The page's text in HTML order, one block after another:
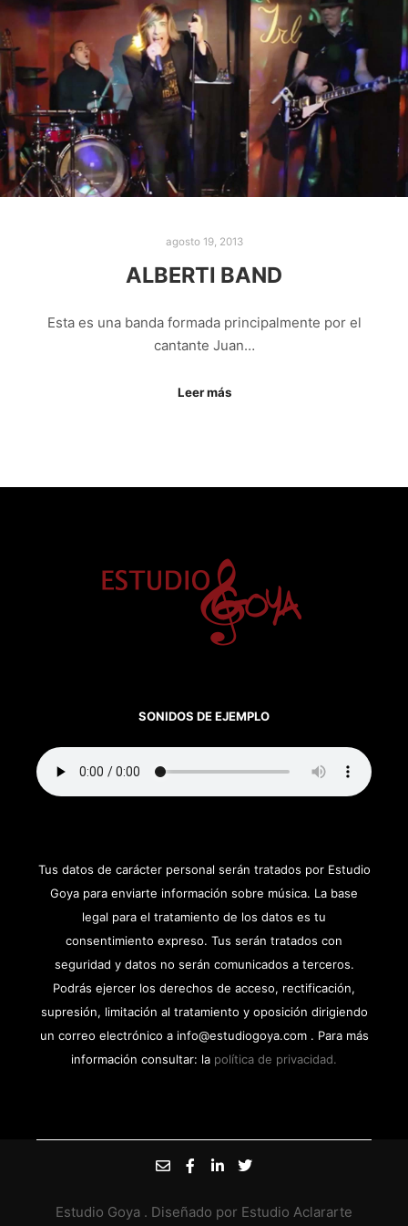
agosto 19, 2013
ALBERTI BAND
Esta es una banda formada principalmente por el
cantante Juan…
Leer más
SONIDOS DE EJEMPLO
Tus datos de carácter personal serán tratados por Estudio
Goya para enviarte información sobre música. La base
legal para el tratamiento de los datos es tu
consentimiento expreso. Tus serán tratados con
seguridad y datos no serán comunicados a terceros.
Podrás ejercer los derechos de acceso, rectificación,
supresión, limitación al tratamiento y oposición dirigiendo
un correo electrónico a info@estudiogoya.com . Para más
información consultar: la política de privacidad.
Estudio Goya . Diseñado por Estudio Aclararte